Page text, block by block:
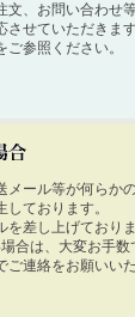
文、お問い合わせ
させていただきま
参照ください。
メール等が何らか
ております。
を差し上げており
合は、大変お手数
ご連絡をお願いい